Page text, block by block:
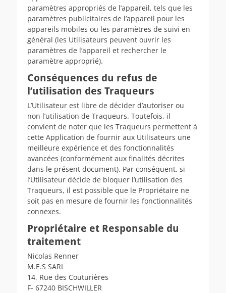
paramètres appropriés de l’appareil, tels que les
paramètres publicitaires de l’appareil pour les
appareils mobiles ou les paramètres de suivi en
général (les Utilisateurs peuvent ouvrir les
paramètres de l’appareil et rechercher le
paramètre approprié).
Conséquences du refus de
l’utilisation des Traqueurs
L’Utilisateur est libre de décider d’autoriser ou
non l’utilisation de Traqueurs. Toutefois, il
convient de noter que les Traqueurs permettent à
cette Application de fournir aux Utilisateurs une
meilleure expérience et des fonctionnalités
avancées (conformément aux finalités décrites
dans le présent document). Par conséquent, si
l’Utilisateur décide de bloquer l’utilisation des
Traqueurs, il est possible que le Propriétaire ne
soit pas en mesure de fournir les fonctionnalités
connexes.
Propriétaire et Responsable du
traitement
Nicolas Renner
M.E.S SARL
14, Rue des Couturières
F- 67240 BISCHWILLER